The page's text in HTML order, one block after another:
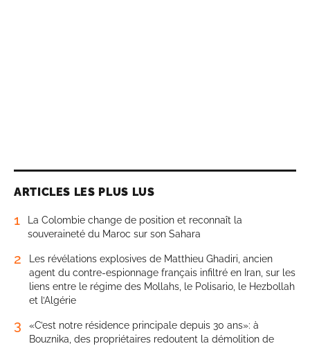
ARTICLES LES PLUS LUS
1
La Colombie change de position et reconnaît la
souveraineté du Maroc sur son Sahara
2
Les révélations explosives de Matthieu Ghadiri, ancien
agent du contre-espionnage français infiltré en Iran, sur les
liens entre le régime des Mollahs, le Polisario, le Hezbollah
et l’Algérie
3
«C’est notre résidence principale depuis 30 ans»: à
Bouznika, des propriétaires redoutent la démolition de